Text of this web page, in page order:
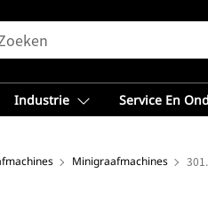
Industrie Service En
Minigraafmachines